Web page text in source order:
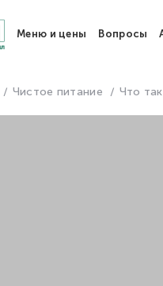
Меню и цены Вопросы
Чистое питание Что